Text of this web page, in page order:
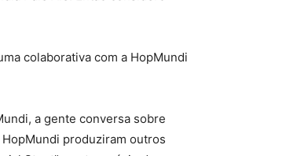
colaborativa com a HopMundi
a gente conversa sobre
produziram outros